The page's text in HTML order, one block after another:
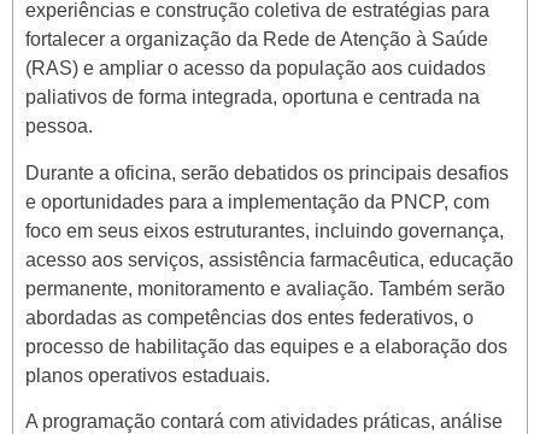
experiências e construção coletiva de estratégias para
fortalecer a organização da Rede de Atenção à Saúde
(RAS) e ampliar o acesso da população aos cuidados
paliativos de forma integrada, oportuna e centrada na
pessoa.
Durante a oficina, serão debatidos os principais desafios
e oportunidades para a implementação da PNCP, com
foco em seus eixos estruturantes, incluindo governança,
acesso aos serviços, assistência farmacêutica, educação
permanente, monitoramento e avaliação. Também serão
abordadas as competências dos entes federativos, o
processo de habilitação das equipes e a elaboração dos
planos operativos estaduais.
A programação contará com atividades práticas, análise